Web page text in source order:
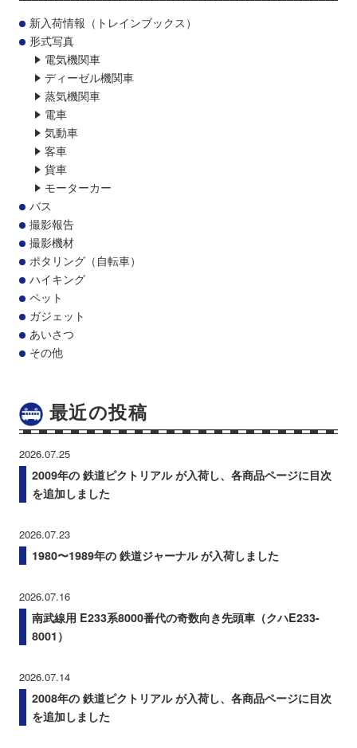
新入荷情報（トレインブックス）
形式写真
電気機関車
ディーゼル機関車
蒸気機関車
電車
気動車
客車
貨車
モーターカー
バス
撮影報告
撮影機材
ポタリング（自転車）
ハイキング
ペット
ガジェット
あいさつ
その他
最近の投稿
2026.07.25
2009年の 鉄道ピクトリアル が入荷し、各商品ページに目次
を追加しました
2026.07.23
1980〜1989年の 鉄道ジャーナル が入荷しました
2026.07.16
南武線用 E233系8000番代の奇数向き先頭車（クハE233-
8001）
2026.07.14
2008年の 鉄道ピクトリアル が入荷し、各商品ページに目次
を追加しました